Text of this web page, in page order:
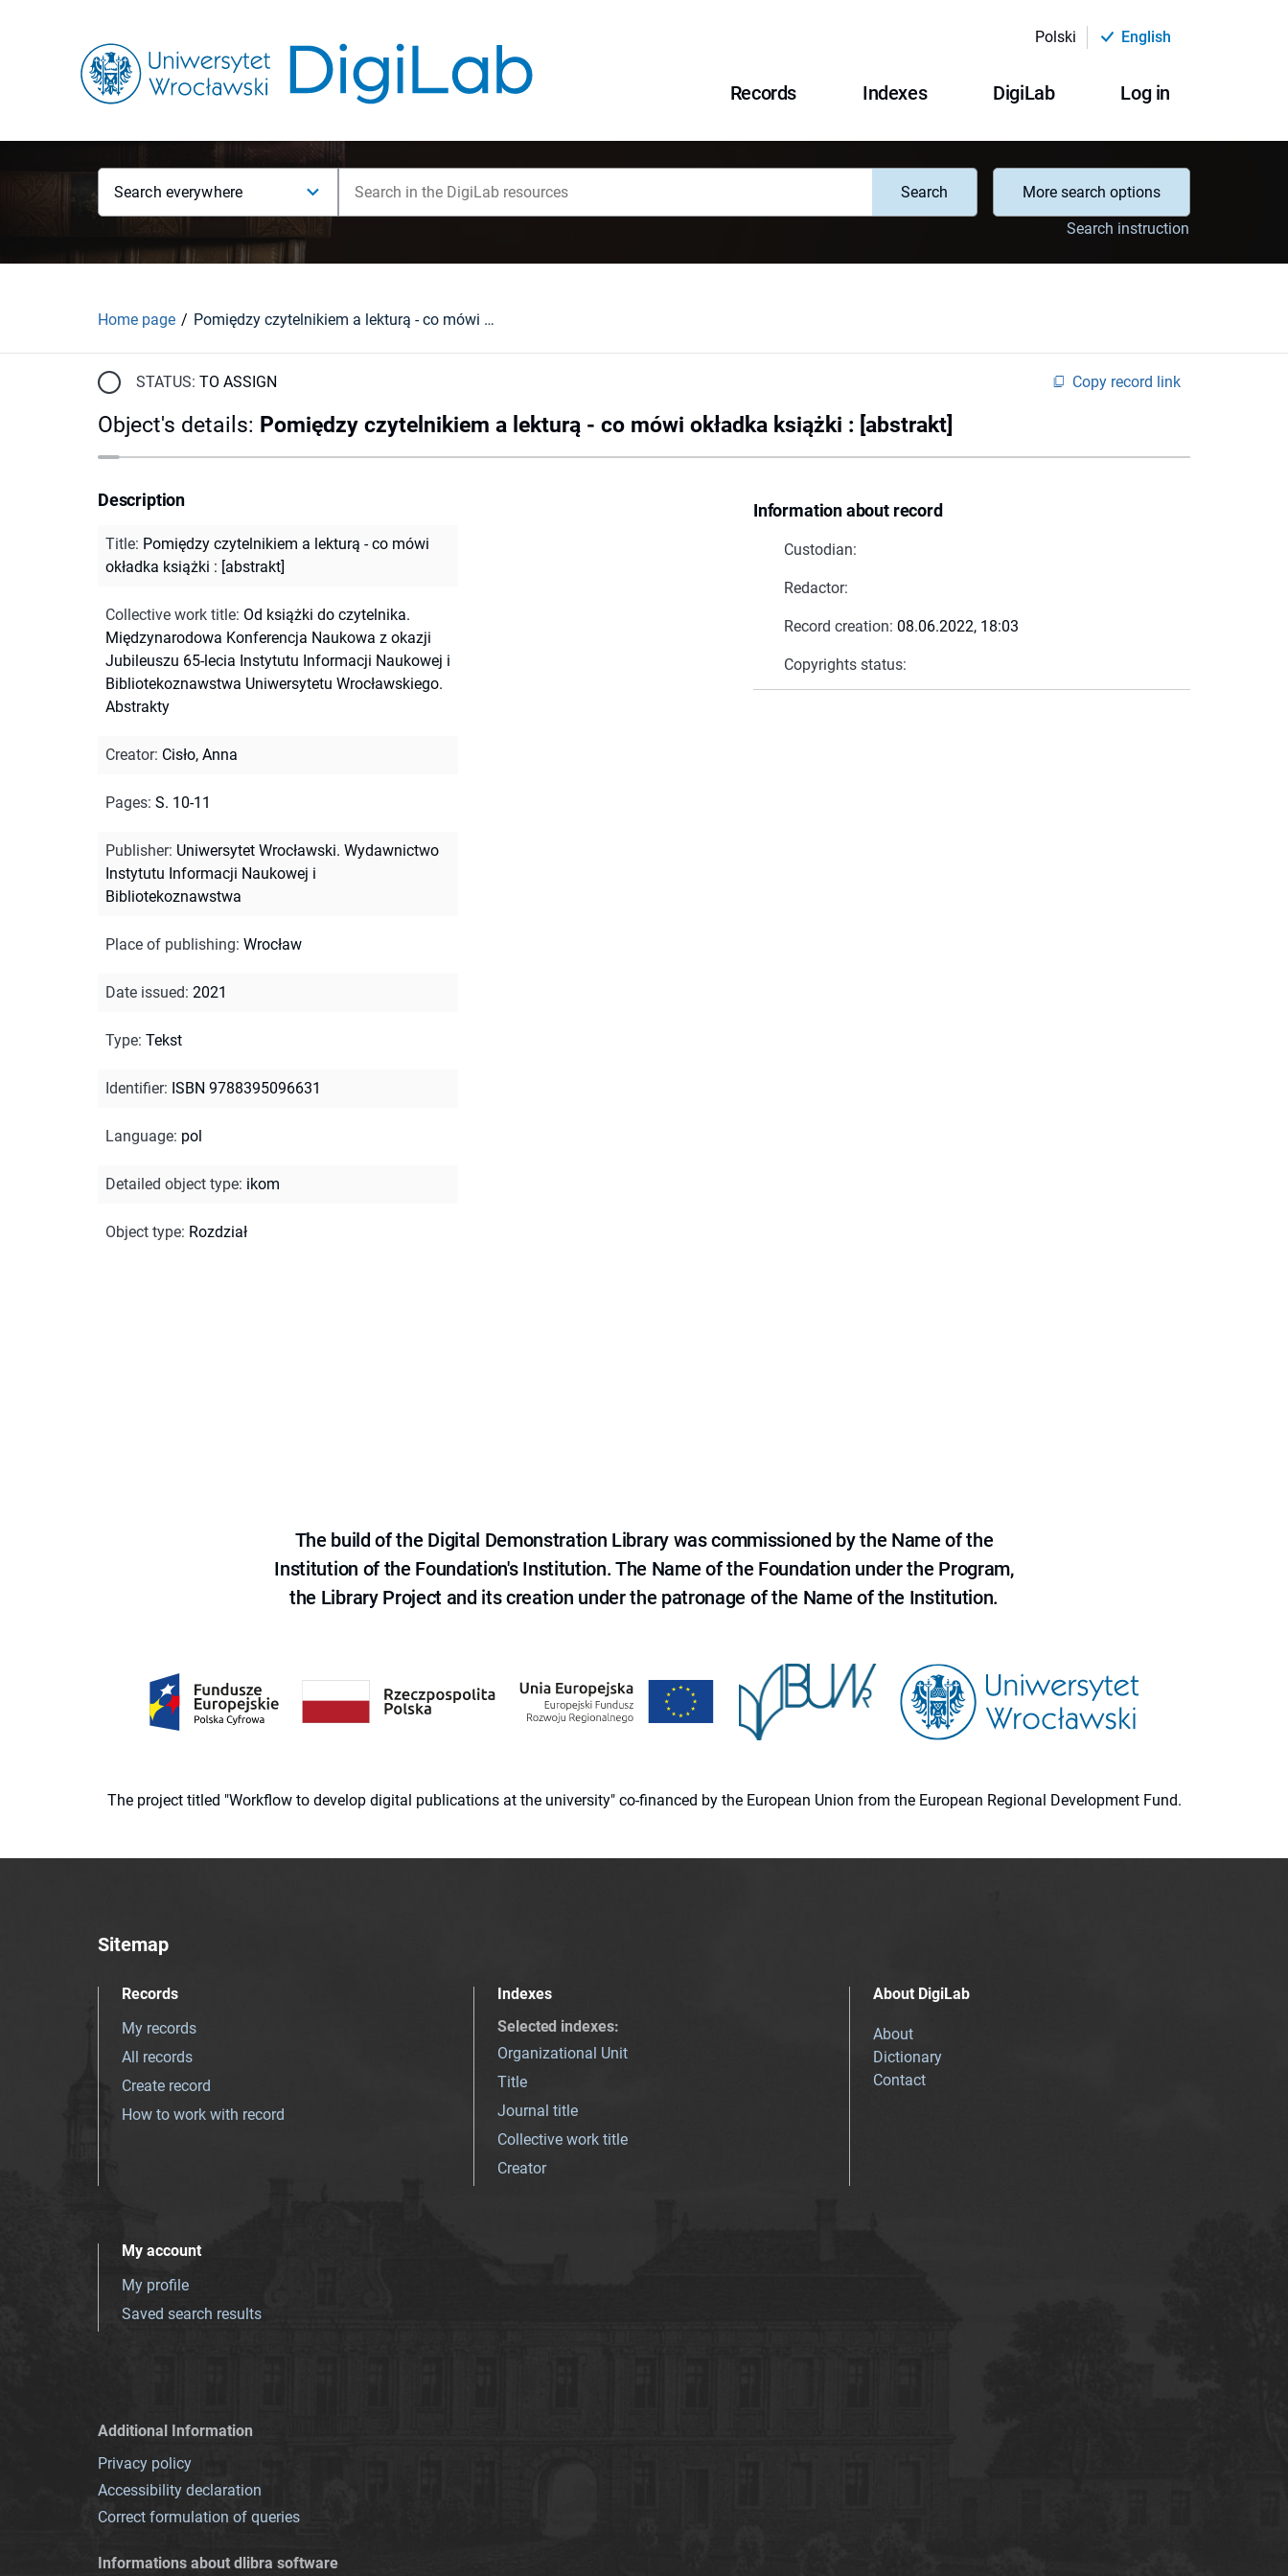
Polski English
Records Indexes DigiLab Log in
Search everywhere Search
More search options
Search instruction
Home page Pomiędzy czytelnikiem a lekturą - co mówi okładka książki : [abstrakt]
STATUS: TO ASSIGN Copy record link
Object's details: Pomiędzy czytelnikiem a lekturą - co mówi okładka książki : [abstrakt]
Information about record
Custodian:
Redactor:
Record creation: 08.06.2022, 18:03
Copyrights status:
Description
Title: Pomiędzy czytelnikiem a lekturą - co mówi
okładka książki : [abstrakt]
Collective work title: Od książki do czytelnika.
Międzynarodowa Konferencja Naukowa z okazji
Jubileuszu 65-lecia Instytutu Informacji Naukowej i
Bibliotekoznawstwa Uniwersytetu Wrocławskiego.
Abstrakty
Creator: Cisło, Anna
Pages: S. 10-11
Publisher: Uniwersytet Wrocławski. Wydawnictwo
Instytutu Informacji Naukowej i
Bibliotekoznawstwa
Place of publishing: Wrocław
Date issued: 2021
Type: Tekst
Identifier: ISBN 9788395096631
Language: pol
Detailed object type: ikom
Object type: Rozdział
The build of the Digital Demonstration Library was commissioned by the Name of the
Institution of the Foundation's Institution. The Name of the Foundation under the Program,
the Library Project and its creation under the patronage of the Name of the Institution.
The project titled "Workflow to develop digital publications at the university" co-financed by the European Union from the European Regional Development Fund.
Sitemap
Records
My records
All records
Create record
How to work with record
Indexes
Selected indexes:
Organizational Unit
Title
Journal title
Collective work title
Creator
About DigiLab
About
Dictionary
Contact
My account
My profile
Saved search results
Additional Information
Privacy policy
Accessibility declaration
Correct formulation of queries
Informations about dlibra software